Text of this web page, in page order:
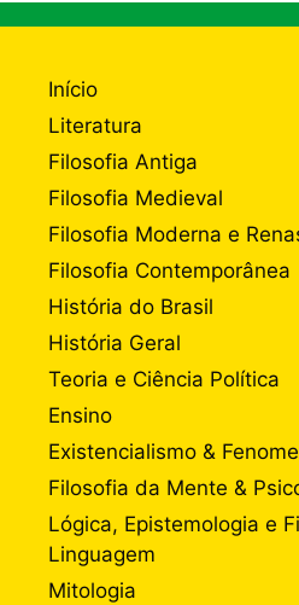
Início
Literatura
Filosofia Antiga
Filosofia Medieval
Filosofia Moderna e
Filosofia Contemporânea
História do Brasil
História Geral
Teoria e Ciência Política
Ensino
Existencialismo &
Filosofia da Mente &
Lógica, Epistemologia e
Linguagem
Mitologia